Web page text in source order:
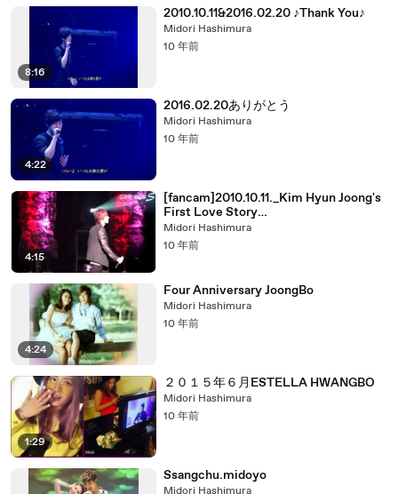
8:16
2010.10.11&2016.02.20 ♪Thank You♪
Midori Hashimura
10 年前
4:22
2016.02.20ありがとう
Midori Hashimura
10 年前
4:15
[fancam]2010.10.11._Kim Hyun Joong's
First Love Story
Fanmeet_Evening_Thank You
Midori Hashimura
10 年前
4:24
Four Anniversary JoongBo
Midori Hashimura
10 年前
1:29
２０１５年６月ESTELLA HWANGBO
Midori Hashimura
10 年前
Ssangchu.midoyo